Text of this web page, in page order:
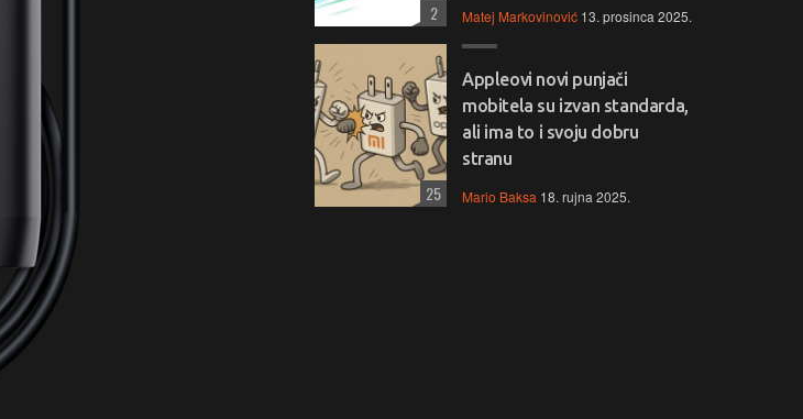
Matej Markovinović 13. prosinca 2025.
2
Appleovi novi punjači
mobitela su izvan standarda,
ali ima to i svoju dobru
stranu
Mario Baksa 18. rujna 2025.
25